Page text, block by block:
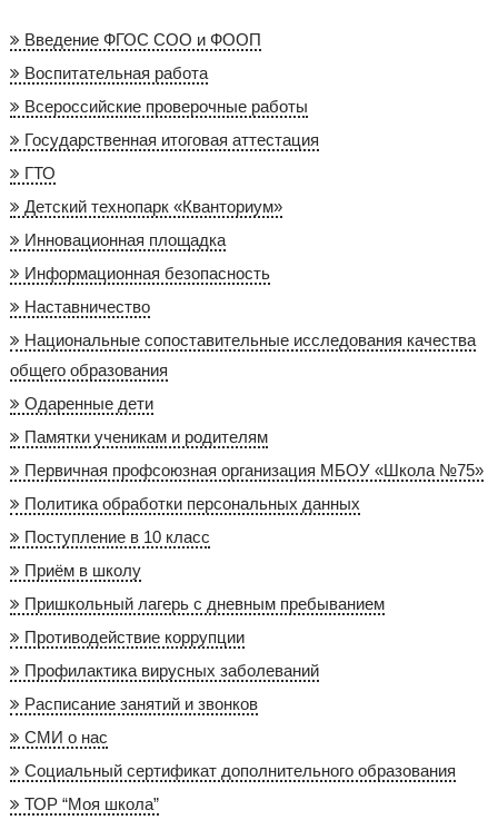
Введение ФГОС СОО и ФООП
Воспитательная работа
Всероссийские проверочные работы
Государственная итоговая аттестация
ГТО
Детский технопарк «Кванториум»
Инновационная площадка
Информационная безопасность
Наставничество
Национальные сопоставительные исследования качества
общего образования
Одаренные дети
Памятки ученикам и родителям
Первичная профсоюзная организация МБОУ «Школа №75»
Политика обработки персональных данных
Поступление в 10 класс
Приём в школу
Пришкольный лагерь с дневным пребыванием
Противодействие коррупции
Профилактика вирусных заболеваний
Расписание занятий и звонков
СМИ о нас
Социальный сертификат дополнительного образования
ТОР “Моя школа”